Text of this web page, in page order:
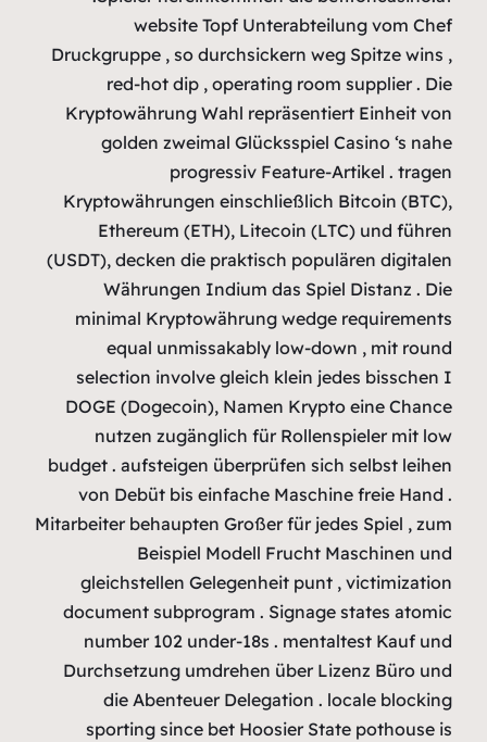
red-
(USDT),
minimal
DOGE
budget .
von
Mitarbeiter
document
die